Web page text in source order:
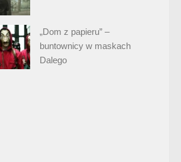
„Dom z papieru” –
buntownicy w maskach
Dalego